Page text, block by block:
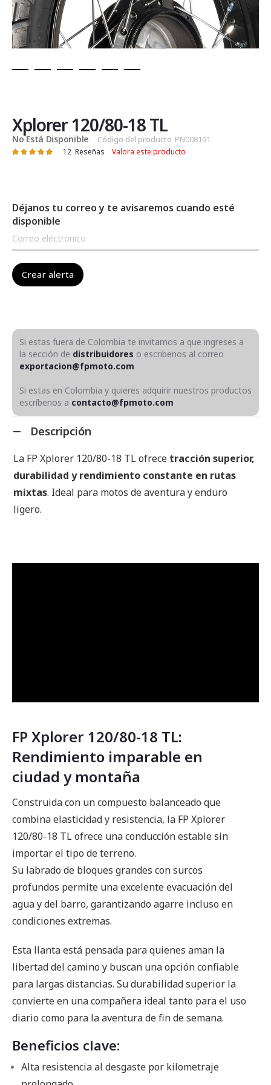
de
la
galería
de
Xplorer 120/80-18 TL
No Está Disponible Código del producto PN008191
Valoración: 12 Reseñas Valora este producto
Déjanos tu correo y te avisaremos cuando esté
disponible
Si estas fuera de Colombia te invitamos a que ingreses a
la sección de distribuidores o escribenos al correo
exportacion@fpmoto.com
Si estas en Colombia y quieres adquirir nuestros productos
escríbenos a contacto@fpmoto.com
Descripción
La FP Xplorer 120/80-18 TL ofrece tracción superior,
durabilidad y rendimiento constante en rutas
mixtas. Ideal para motos de aventura y enduro
ligero.
FP Xplorer 120/80-18 TL:
Rendimiento imparable en
ciudad y montaña
Construida con un compuesto balanceado que
combina elasticidad y resistencia, la FP Xplorer
120/80-18 TL ofrece una conducción estable sin
importar el tipo de terreno.
Su labrado de bloques grandes con surcos
profundos permite una excelente evacuación del
agua y del barro, garantizando agarre incluso en
condiciones extremas.
Esta llanta está pensada para quienes aman la
libertad del camino y buscan una opción confiable
para largas distancias. Su durabilidad superior la
convierte en una compañera ideal tanto para el uso
diario como para la aventura de fin de semana.
Beneficios clave:
Alta resistencia al desgaste por kilometraje